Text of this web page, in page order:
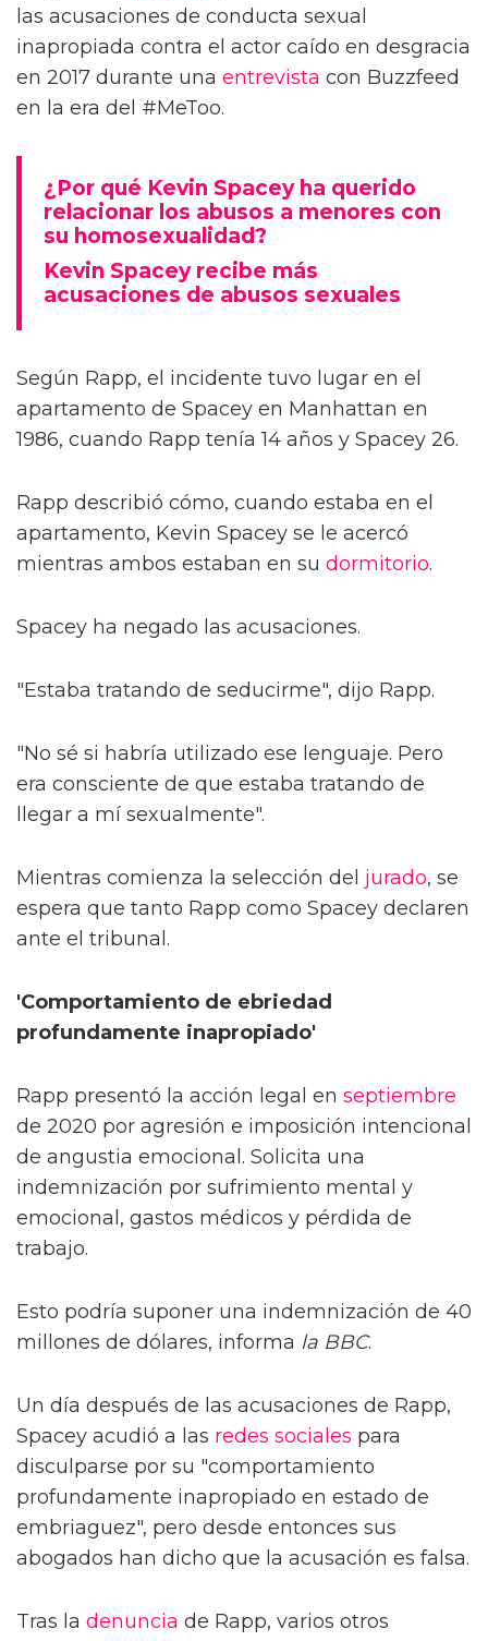
las acusaciones de conducta sexual
inapropiada contra el actor caído en desgracia
en 2017 durante una entrevista con Buzzfeed
en la era del #MeToo.
¿Por qué Kevin Spacey ha querido
relacionar los abusos a menores con
su homosexualidad?
Kevin Spacey recibe más
acusaciones de abusos sexuales
Según Rapp, el incidente tuvo lugar en el
apartamento de Spacey en Manhattan en
1986, cuando Rapp tenía 14 años y Spacey 26.
Rapp describió cómo, cuando estaba en el
apartamento, Kevin Spacey se le acercó
mientras ambos estaban en su dormitorio.
Spacey ha negado las acusaciones.
"Estaba tratando de seducirme", dijo Rapp.
"No sé si habría utilizado ese lenguaje. Pero
era consciente de que estaba tratando de
llegar a mí sexualmente".
Mientras comienza la selección del jurado, se
espera que tanto Rapp como Spacey declaren
ante el tribunal.
'Comportamiento de ebriedad
profundamente inapropiado'
Rapp presentó la acción legal en septiembre
de 2020 por agresión e imposición intencional
de angustia emocional. Solicita una
indemnización por sufrimiento mental y
emocional, gastos médicos y pérdida de
trabajo.
Esto podría suponer una indemnización de 40
millones de dólares, informa la BBC.
Un día después de las acusaciones de Rapp,
Spacey acudió a las redes sociales para
disculparse por su "comportamiento
profundamente inapropiado en estado de
embriaguez", pero desde entonces sus
abogados han dicho que la acusación es falsa.
Tras la denuncia de Rapp, varios otros